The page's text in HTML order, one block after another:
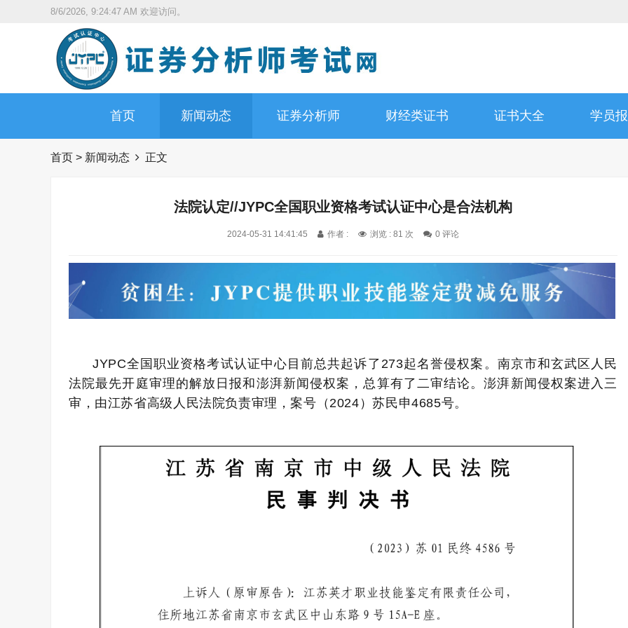
8/6/2026, 9:24:48 AM 欢迎访问。
首页 新闻动态 证券分析师 财经类证书 证书大全 学员
首页 > 新闻动态 正文
法院认定//JYPC全国职业资格考试认证中心是合法机构
2024-05-31 14:41:45 作者 : 浏览 : 81 次 0 评论
JYPC全 国职业资格考试认证中心目前总共起诉了273起名誉侵权案。 南京市和玄武区人民
法院最先开庭审理的解放日报和澎湃新闻侵权案，总算有了二审结论。澎湃新闻侵权案进入三
审，由江苏省高级人民法院负责审理，案号（2024）苏民申4685号。